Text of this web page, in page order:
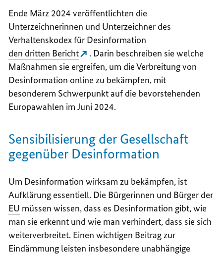
Ende März 2024 veröffentlichten die
Unterzeichnerinnen und Unterzeichner des
Verhaltenskodex für Desinformation
den dritten Bericht
. Darin beschreiben sie welche
Maßnahmen sie ergreifen, um die Verbreitung von
Desinformation online zu bekämpfen, mit
besonderem Schwerpunkt auf die bevorstehenden
Europawahlen im Juni 2024.
Sensibilisierung der Gesellschaft
gegenüber Desinformation
Um Desinformation wirksam zu bekämpfen, ist
Aufklärung essentiell. Die Bürgerinnen und Bürger der
EU müssen wissen, dass es Desinformation gibt, wie
man sie erkennt und wie man verhindert, dass sie sich
weiterverbreitet. Einen wichtigen Beitrag zur
Eindämmung leisten insbesondere unabhängige